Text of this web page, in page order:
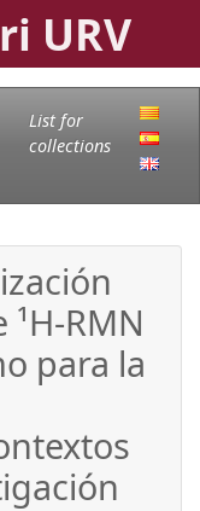
URV
List for
collections
RMN
para la